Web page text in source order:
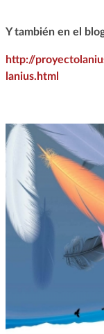
Y también en el
http://
lanius.html